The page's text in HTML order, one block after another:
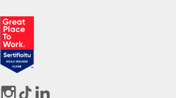
JOULU 2024-2025
SUOMI